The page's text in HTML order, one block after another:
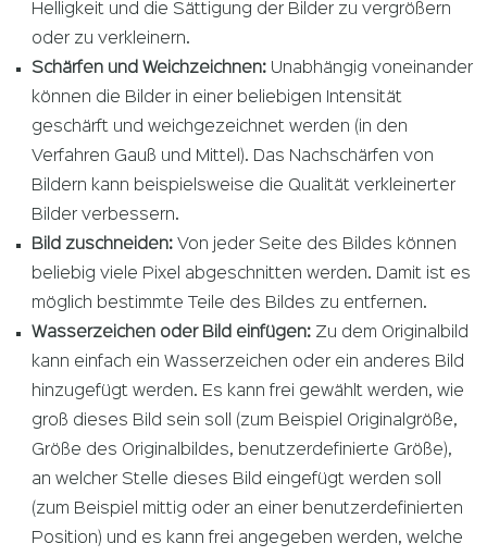
Helligkeit und die Sättigung der Bilder zu vergrößern
oder zu verkleinern.
Schärfen und Weichzeichnen: Unabhängig voneinander
können die Bilder in einer beliebigen Intensität
geschärft und weichgezeichnet werden (in den
Verfahren Gauß und Mittel). Das Nachschärfen von
Bildern kann beispielsweise die Qualität verkleinerter
Bilder verbessern.
Bild zuschneiden: Von jeder Seite des Bildes können
beliebig viele Pixel abgeschnitten werden. Damit ist es
möglich bestimmte Teile des Bildes zu entfernen.
Wasserzeichen oder Bild einfügen: Zu dem Originalbild
kann einfach ein Wasserzeichen oder ein anderes Bild
hinzugefügt werden. Es kann frei gewählt werden, wie
groß dieses Bild sein soll (zum Beispiel Originalgröße,
Größe des Originalbildes, benutzerdefinierte Größe),
an welcher Stelle dieses Bild eingefügt werden soll
(zum Beispiel mittig oder an einer benutzerdefinierten
Position) und es kann frei angegeben werden, welche